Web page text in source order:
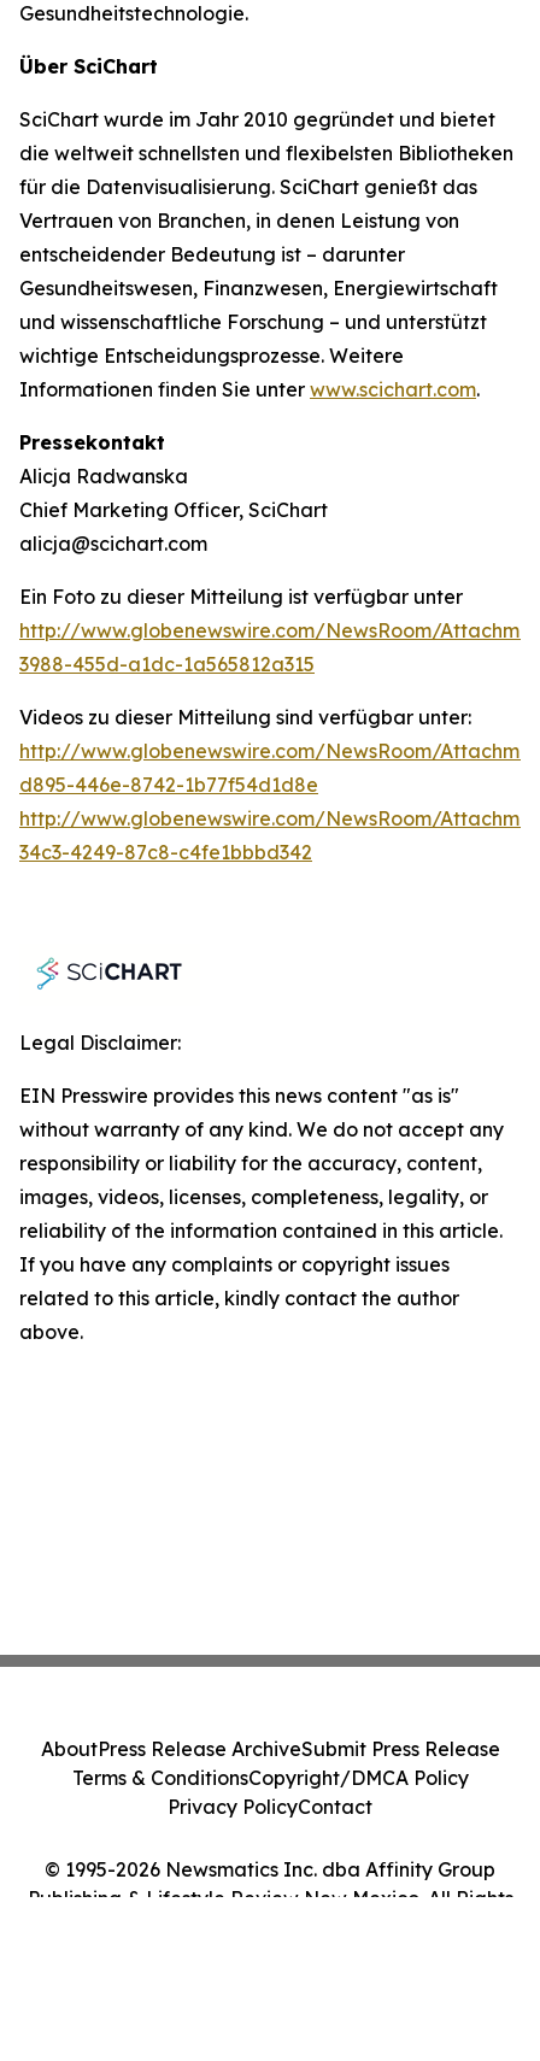
Gesundheitstechnologie.
Über SciChart
SciChart wurde im Jahr 2010 gegründet und bietet
die weltweit schnellsten und flexibelsten Bibliotheken
für die Datenvisualisierung. SciChart genießt das
Vertrauen von Branchen, in denen Leistung von
entscheidender Bedeutung ist – darunter
Gesundheitswesen, Finanzwesen, Energiewirtschaft
und wissenschaftliche Forschung – und unterstützt
wichtige Entscheidungsprozesse. Weitere
Informationen finden Sie unter www.scichart.com.
Pressekontakt
Alicja Radwanska
Chief Marketing Officer, SciChart
alicja@scichart.com
Ein Foto zu dieser Mitteilung ist verfügbar unter
http://www.globenewswire.com/NewsRoom/
3988-455d-a1dc-1a565812a315
Videos zu dieser Mitteilung sind verfügbar unter:
http://www.globenewswire.com/NewsRoom/
d895-446e-8742-1b77f54d1d8e
http://www.globenewswire.com/NewsRoom/
34c3-4249-87c8-c4fe1bbbd342
Legal Disclaimer:
EIN Presswire provides this news content "as is"
without warranty of any kind. We do not accept any
responsibility or liability for the accuracy, content,
images, videos, licenses, completeness, legality, or
reliability of the information contained in this article.
If you have any complaints or copyright issues
related to this article, kindly contact the author
above.
© 1995-2026 Newsmatics Inc. dba Affinity Group
Publishing & Lifestyle Review New Mexico. All Rights
AboutPress Release ArchiveSubmit Press Release
Terms & ConditionsCopyright/DMCA Policy
Privacy PolicyContact